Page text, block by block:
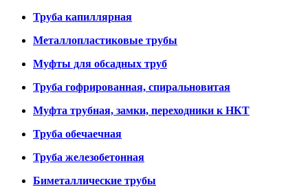
Труба капиллярная
Металлопластиковые трубы
Муфты для обсадных труб
Труба гофрированная, спиральновитая
Муфта трубная, замки, переходники к НКТ
Труба обечаечная
Труба железобетонная
Биметаллические трубы